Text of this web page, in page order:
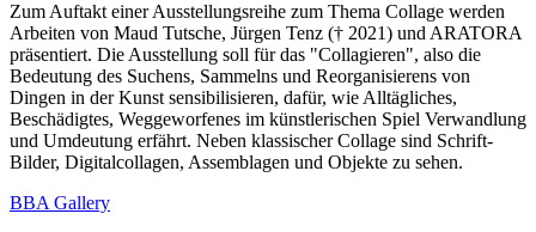
Zum Auftakt einer Ausstellungsreihe zum Thema Collage werden
Arbeiten von Maud Tutsche, Jürgen Tenz († 2021) und ARATORA
präsentiert. Die Ausstellung soll für das "Collagieren", also die
Bedeutung des Suchens, Sammelns und Reorganisierens von
Dingen in der Kunst sensibilisieren, dafür, wie Alltägliches,
Beschädigtes, Weggeworfenes im künstlerischen Spiel Verwandlung
und Umdeutung erfährt. Neben klassischer Collage sind Schrift-
Bilder, Digitalcollagen, Assemblagen und Objekte zu sehen.
BBA Gallery